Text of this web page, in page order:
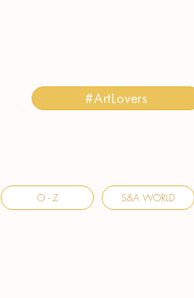
#ArtLovers
O - Z S&A WORLD